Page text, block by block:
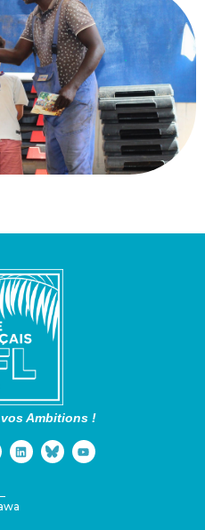
Ambitions !